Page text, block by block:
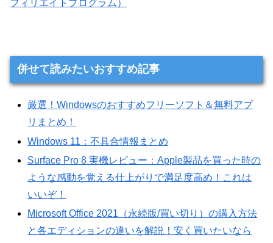
併せて読みたいおすすめ記事
厳選！Windowsのおすすめフリーソフト＆無料アプ
リまとめ！
Windows 11：不具合情報まとめ
Surface Pro 8 実機レビュー：Apple製品を買った時の
ような感動を覚える仕上がりで満足度高め！これは
いいぞ！
Microsoft Office 2021（永続版/買い切り）の購入方法
と各エディションの違いを解説！安く買いたいなら